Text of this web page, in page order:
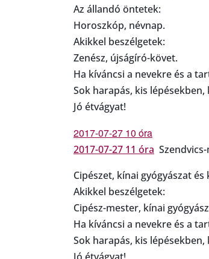
Az állandó öntetek:
Horoszkóp, névnap.
Akikkel beszélgetek:
Zenész, újságíró-követ.
Ha kíváncsi a nevekre és a
Sok harapás, kis
Jó étvágyat!
2017-07-27 10 óra
2017-07-27 11 óra
Cipészet, kínai gyógyászat
Akikkel beszélgetek:
Cipész-mester, kínai
Ha kíváncsi a nevekre és a
Sok harapás, kis